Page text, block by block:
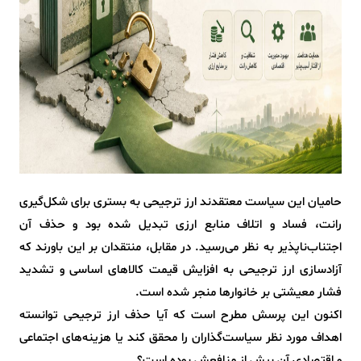
حامیان این سیاست معتقدند ارز ترجیحی به بستری برای شکل‌گیری
رانت، فساد و اتلاف منابع ارزی تبدیل شده بود و حذف آن
اجتناب‌ناپذیر به نظر می‌رسید. در مقابل، منتقدان بر این باورند که
آزادسازی ارز ترجیحی به افزایش قیمت کالاهای اساسی و تشدید
فشار معیشتی بر خانوارها منجر شده است.
اکنون این پرسش مطرح است که آیا حذف ارز ترجیحی توانسته
اهداف مورد نظر سیاست‌گذاران را محقق کند یا هزینه‌های اجتماعی